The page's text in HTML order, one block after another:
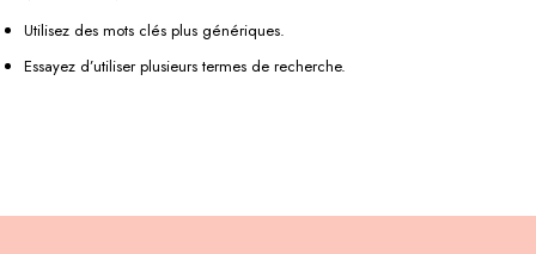
Utilisez des mots clés plus génériques.
Essayez d’utiliser plusieurs termes de recherche.